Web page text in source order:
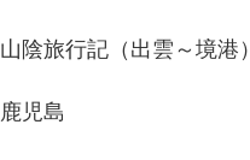
山陰旅行記（出雲～境港）
鹿児島